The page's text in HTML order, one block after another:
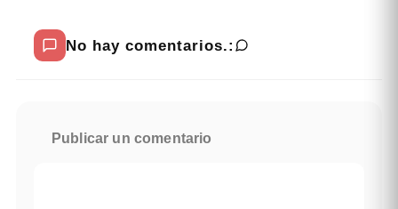
No hay comentarios.:
Publicar un comentario